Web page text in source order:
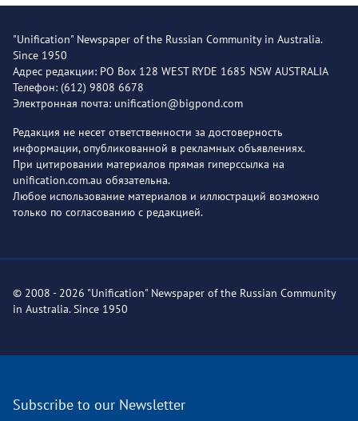
"Unification" Newspaper of the Russian Community in Australia.
Since 1950
Адрес редакции: PO Box 128 WEST RYDE 1685 NSW AUSTRALIA
Телефон: (612) 9808 6678
Электронная почта: unification@bigpond.com
Редакция не несет ответственности за достоверность
информации, опубликованной в рекламных объявлениях.
При цитировании материалов прямая гиперссылка на
unification.com.au обязательна.
Любое использование материалов и иллюстраций возможно
только по согласованию с редакцией.
© 2008 - 2026 "Unification" Newspaper of the Russian Community
in Australia. Since 1950
Subscribe to our Newsletter